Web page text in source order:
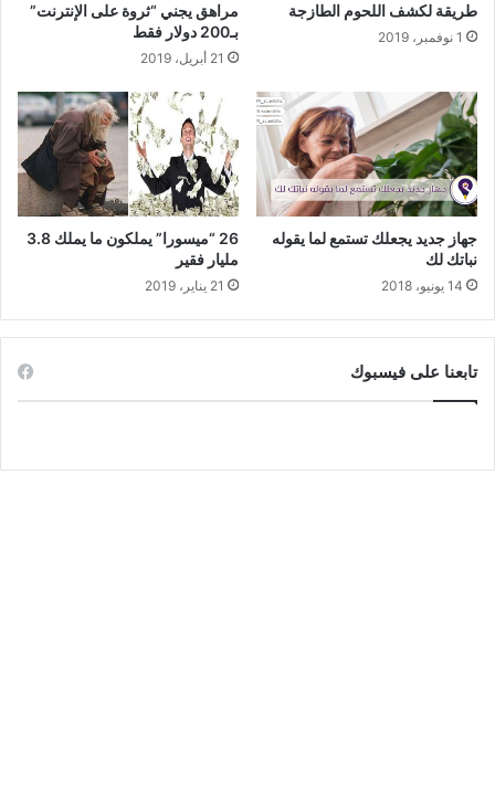
طريقة لكشف اللحوم الطازجة
1 نوفمبر، 2019
مراهق يجني “ثروة على الإنترنت”
بـ200 دولار فقط
21 أبريل، 2019
جهاز جديد يجعلك تستمع لما يقوله
نباتك لك
14 يونيو، 2018
26 “ميسورا” يملكون ما يملك 3.8
مليار فقير
21 يناير، 2019
تابعنا على فيسبوك